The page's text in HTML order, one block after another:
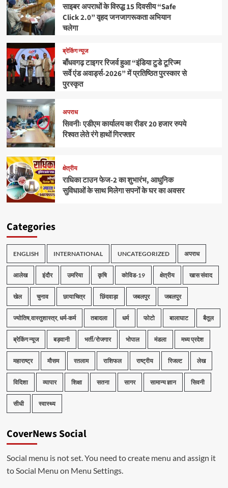
साइबर अपराधों के विरुद्ध 15 दिवसीय “Safe
Click 2.0” वृहद जनजागरूकता अभियान
चलेगा
ब्रेकिंग न्यूज
बाँधवगढ़ टाइगर रिजर्व हुआ “इंडिया टुडे टूरिज्म
सर्वे एंड अवार्ड्स-2026” में प्रतिष्ठित पुरस्कार से
पुरस्कृत
अपराध
सिवनीः एडीएम कार्यालय का रीडर 20 हजार रुपये
रिश्वत लेते रंगे हाथों गिरफ्तार
क्षेत्रीय
राधिका टाउन फेज-2 का शुभारंभ, आधुनिक
सुविधाओं के साथ मिलेगा सपनों के घर का अवसर
Categories
ENGLISH INTERNATIONAL UNCATEGORIZED अपराध
आलेख इंदौर उमरिया कृषि कोविड-19 क्षेत्रीय खास संवाद
खेल चुनाव छायाचित्र छिंदवाड़ा जबलपुर जबलपुर
ज्योतिष,वास्तुशास्त्र, धर्म-कर्म तबादला धर्म फोटो बालाघाट बैतूल
ब्रेकिंग न्यूज बड़वानी भर्ती/रोजगार भोपाल मंडला मध्य प्रदेश
महाराष्ट्र मौसम रतलाम राशिफल राष्ट्रीय रिजल्ट लेख
विदिशा व्यापार शिक्षा सतना सागर सामान्य ज्ञान सिवनी
सीधी स्वास्थ्य
CoverNews Social
Social menu is not set. You need to create menu and assign it
to Social Menu on Menu Settings.